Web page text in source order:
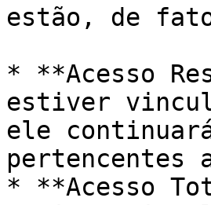
estão, de
* **Acesso
estiver
ele
pertencentes
* **Acesso